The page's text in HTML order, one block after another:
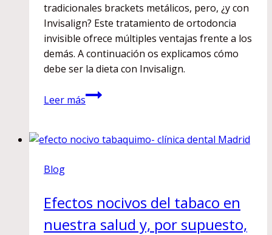
tradicionales brackets metálicos, pero, ¿y con
Invisalign? Este tratamiento de ortodoncia
invisible ofrece múltiples ventajas frente a los
demás. A continuación os explicamos cómo
debe ser la dieta con Invisalign.
Leer másInvisalign:
¿qué
puede
no?
Blog
Efectos nocivos del tabaco en
nuestra salud y, por supuesto,